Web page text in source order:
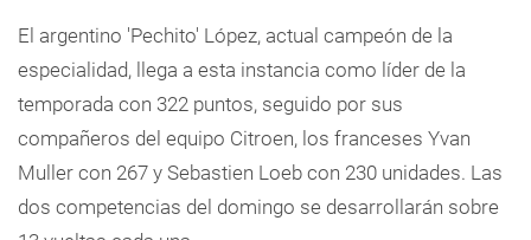
El argentino 'Pechito' López, actual campeón de la
especialidad, llega a esta instancia como líder de la
temporada con 322 puntos, seguido por sus
compañeros del equipo Citroen, los franceses Yvan
Muller con 267 y Sebastien Loeb con 230 unidades. Las
dos competencias del domingo se desarrollarán sobre